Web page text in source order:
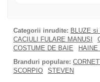
Categorii inrudite: BLUZE si
CACIULI FULARE MANUSI
COSTUME DE BAIE
Branduri populare:
SCORPIO
STEVEN